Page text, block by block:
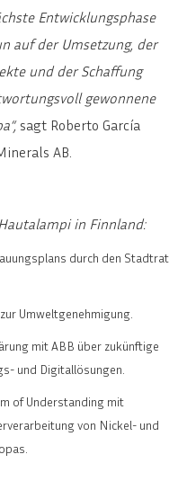
Entwicklungsphase
auf der Umsetzung, der
und der Schaffung
gewonnene
sagt Roberto García
AB.
in Finnland:
durch den Stadtrat
Umweltgenehmigung.
mit ABB über zukünftige
und Digitallösungen.
of Understanding mit
von Nickel- und